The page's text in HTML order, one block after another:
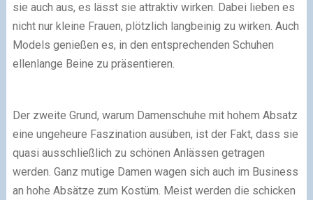
sie auch aus, es lässt sie attraktiv wirken. Dabei lieben es
nicht nur kleine Frauen, plötzlich langbeinig zu wirken. Auch
Models genießen es, in den entsprechenden Schuhen
ellenlange Beine zu präsentieren.
Der zweite Grund, warum Damenschuhe mit hohem Absatz
eine ungeheure Faszination ausüben, ist der Fakt, dass sie
quasi ausschließlich zu schönen Anlässen getragen
werden. Ganz mutige Damen wagen sich auch im Business
an hohe Absätze zum Kostüm. Meist werden die schicken